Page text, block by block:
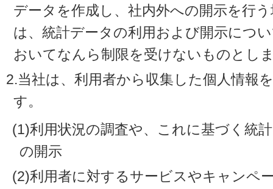
データを作成し、社内外への開示を行
は、統計データの利用および開示につ
おいてなんら制限を受けないものとし
2.当社は、利用者から収集した個人情報
す。
(1)利用状況の調査や、これに基づく統
の開示
(2)利用者に対するサービスやキャンペ